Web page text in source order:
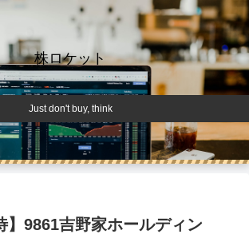
株ロケット
Just don't buy, think
】9861吉野家ホールディン